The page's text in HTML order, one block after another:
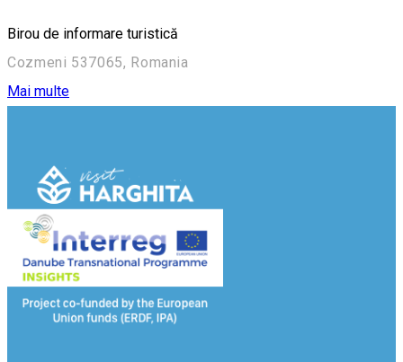
Birou de informare turistică
Cozmeni 537065, Romania
Mai multe